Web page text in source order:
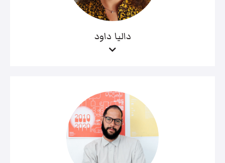
داليا داود